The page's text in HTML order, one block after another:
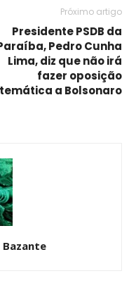
Próximo artigo
Presidente PSDB da
Pedro Cunha
Lima, diz que não irá
fazer oposição
a Bolsonaro